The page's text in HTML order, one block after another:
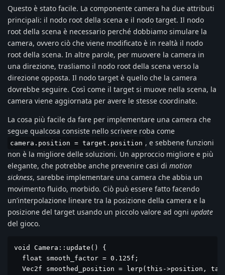
Questo è stato facile. La componente camera ha due attributi
principali: il nodo root della scena e il nodo target. Il nodo
root della scena è necessario perché dobbiamo simulare la
camera, ovvero ciò che viene modificato è in realtà il nodo
root della scena. In altre parole, per muovere la camera in
una direzione, trasliamo il nodo root della scena verso la
direzione opposta. Il nodo target è quello che la camera
dovrebbe seguire. Così come il target si muove nella scena, la
camera viene aggiornata per avere le stesse coordinate.
La cosa più facile da fare per implementare una camera che
segue qualcosa consiste nello scrivere roba come
camera.position = target.position , e sebbene funzioni
non è la migliore delle soluzioni. Un approccio migliore e più
elegante, che potrebbe anche prevenire casi di motion
sickness, sarebbe implementare una camera che abbia un
movimento fluido, morbido. Ciò può essere fatto facendo
un’interpolazione lineare tra la posizione della camera e la
posizione del target usando un piccolo valore ad ogni update
del gioco.
void Camera::update() {
  float smooth_factor = 0.125f;
Vec2f smoothed_position = lerp(this->position,